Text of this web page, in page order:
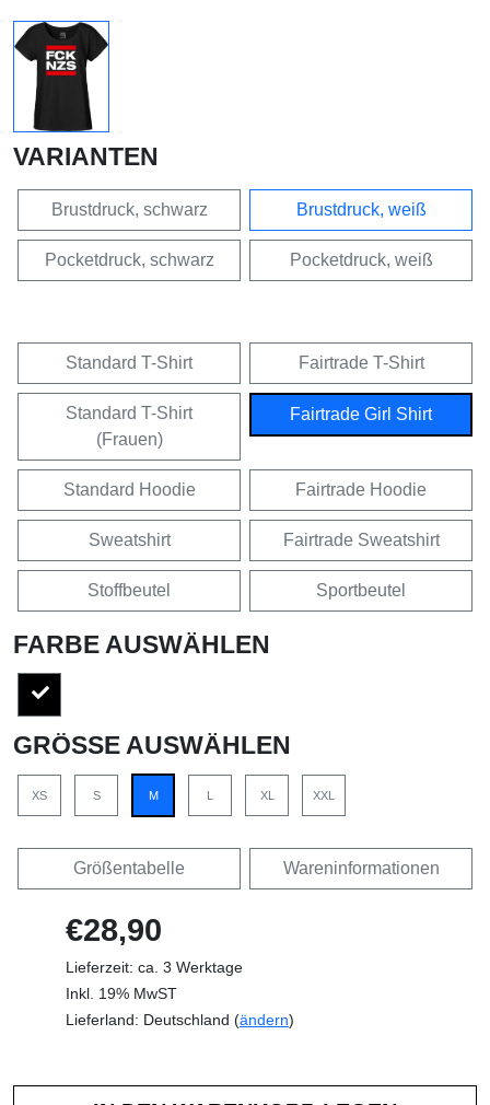
VARIANTEN
Brustdruck, schwarz Brustdruck, weiß
Pocketdruck, schwarz Pocketdruck, weiß
Standard T-Shirt Fairtrade T-Shirt
Standard T-Shirt
(Frauen)
Fairtrade Girl Shirt
Standard Hoodie Fairtrade Hoodie
Sweatshirt Fairtrade Sweatshirt
Stoffbeutel Sportbeutel
FARBE AUSWÄHLEN
GRÖSSE AUSWÄHLEN
XS S M L XL XXL
Größentabelle Wareninformationen
€28,90
Lieferzeit: ca. 3 Werktage
Inkl. 19% MwST
Lieferland: Deutschland (ändern)